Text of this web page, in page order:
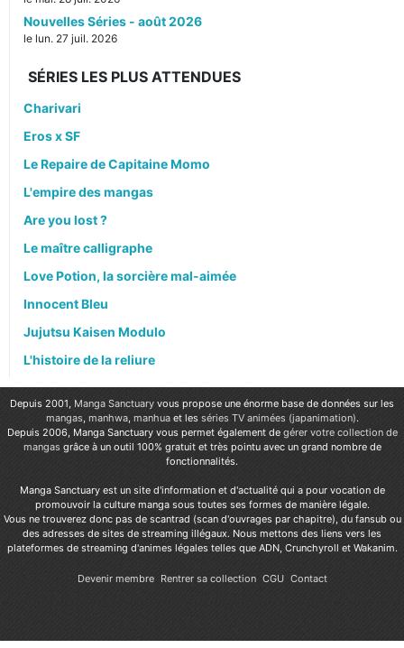
Nouvelles Séries - août 2026
le lun. 27 juil. 2026
SÉRIES LES PLUS ATTENDUES
Charivari
Eros x SF
Le Repaire de Capitaine Momo
L'empire des mangas
Are you lost ?
Le maître calligraphe
Love Potion, la sorcière mal-aimée
Innocent Bleu
Jujutsu Kaisen Modulo
L'histoire de la reliure
Depuis 2001, Manga Sanctuary vous propose une énorme base de données sur les
mangas, manhwa, manhuaet les séries TV animées (japanimation).
Depuis 2006, Manga Sanctuary vous permet également de gérer votre collection de
mangas grâce à un outil 100% gratuit et très pointu avec un grand nombre de
fonctionnalités.
Manga Sanctuary est un site d'information et d'actualité qui a pour vocation de
promouvoir la culture manga sous toutes ses formes de manière légale.
Vous ne trouverez donc pas de scantrad (scan d'ouvrages par chapitre), du fansub ou
des adresses de sites de streaming illégaux. Nous mettons des liens vers les
plateformes de streaming d'animes légales telles que ADN, Crunchyroll et Wakanim.
Devenir membre Rentrer sa collection CGU Contact